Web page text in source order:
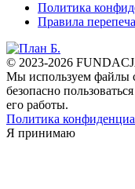
Политика
Правила
© 2023-2026
Мы используем файлы
безопасно
его работы.
Политика
Я принимаю